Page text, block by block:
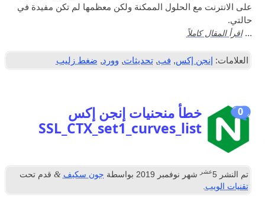
على الانترنت مع الحلول الممكنة ولكن معظمها لم تكن مفيدة في
حالتي.
...اقرأ المقال كاملاً
العلامات: إنجن إكس, فب,تحديثات, وورد, ضغط زليب
0
خطأ منحنيات إنجن إكس
SSL_CTX_set1_curves_list
تم النشر 5عشر شهر نوفمبر 2019 بواسطة جون سكيف & قدم تحت
تقنيات الويب.